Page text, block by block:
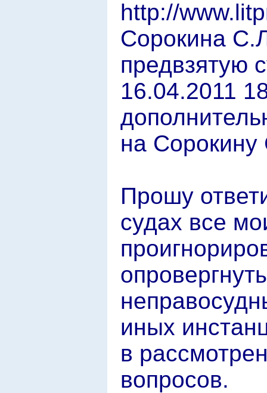
http://
Сорокина
предвзятую
16.04.2011
на Сорокину
Прошу
судах все
иных
в
вопросов.